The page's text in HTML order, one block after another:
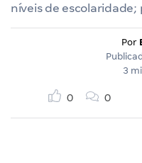
níveis de escolaridade;
Por
3
0 0